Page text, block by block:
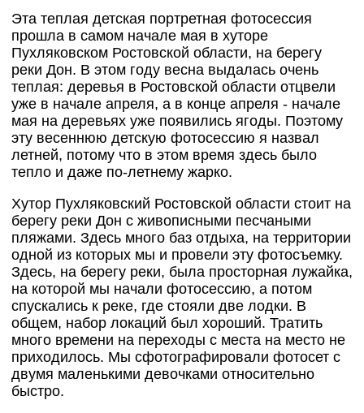
Эта теплая детская портретная фотосессия
прошла в самом начале мая в хуторе
Пухляковском Ростовской области, на берегу
реки Дон. В этом году весна выдалась очень
теплая: деревья в Ростовской области отцвели
уже в начале апреля, а в конце апреля - начале
мая на деревьях уже появились ягоды. Поэтому
эту весеннюю детскую фотосессию я назвал
летней, потому что в этом время здесь было
тепло и даже по-летнему жарко.
Хутор Пухляковский Ростовской области стоит на
берегу реки Дон с живописными песчаными
пляжами. Здесь много баз отдыха, на территории
одной из которых мы и провели эту фотосъемку.
Здесь, на берегу реки, была просторная лужайка,
на которой мы начали фотосессию, а потом
спускались к реке, где стояли две лодки. В
общем, набор локаций был хороший. Тратить
много времени на переходы с места на место не
приходилось. Мы сфотографировали фотосет с
двумя маленькими девочками относительно
быстро.